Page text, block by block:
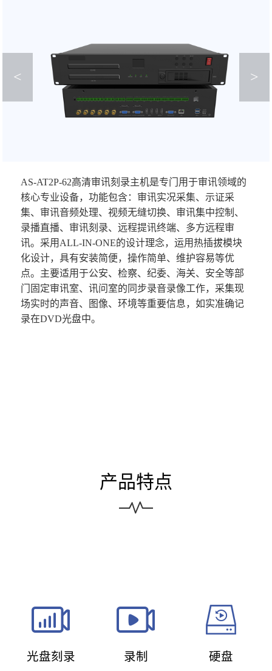
< >
AS-AT2P-62高清审讯刻录主机是专门用于审讯领域的
核心专业设备，功能包含：审讯实况采集、示证采
集、审讯音频处理、视频无缝切换、审讯集中控制、
录播直播、审讯刻录、远程提讯终端、多方远程审
讯。采用ALL-IN-ONE的设计理念，运用热插拔模块
化设计，具有安装简便，操作简单、维护容易等优
点。主要适用于公安、检察、纪委、海关、安全等部
门固定审讯室、讯问室的同步录音录像工作，采集现
场实时的声音、图像、环境等重要信息，如实准确记
录在DVD光盘中。
产品特点
光盘刻录 录制 硬盘